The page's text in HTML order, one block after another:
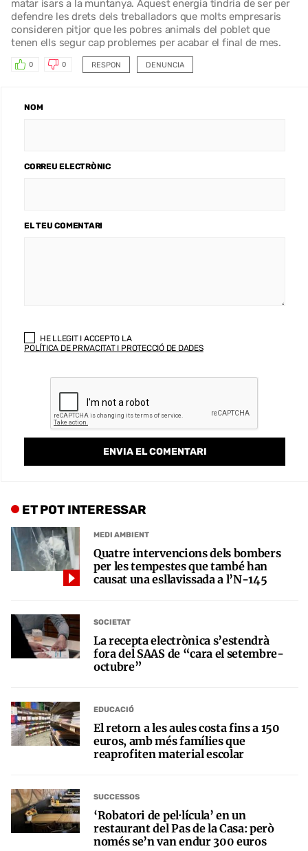
matar isars a la muntanya. Aquest energia tindria de ser per
defendre les drets dels treballadors que molts empresaris
consideren pitjor que les pobres animals del poblet que
tenen ells segur cap problemes per acabar el final de mes.
RESPON
0 0 DENUNCIA
NOM
CORREU ELECTRÒNIC
EL TEU COMENTARI
HE LLEGIT I ACCEPTO LA
POLÍTICA DE PRIVACITAT I PROTECCIÓ DE DADES
ET POT INTERESSAR
MEDI AMBIENT
Quatre intervencions dels bombers
per les tempestes que també han
causat una esllavissada a l’N-145
SOCIETAT
La recepta electrònica s’estendrà
fora del SAAS de “cara el setembre-
octubre”
EDUCACIÓ
El retorn a les aules costa fins a 150
euros, amb més famílies que
reaprofiten material escolar
SUCCESSOS
‘Robatori de pel·lícula’ en un
restaurant del Pas de la Casa: però
només se’n van endur 300 euros